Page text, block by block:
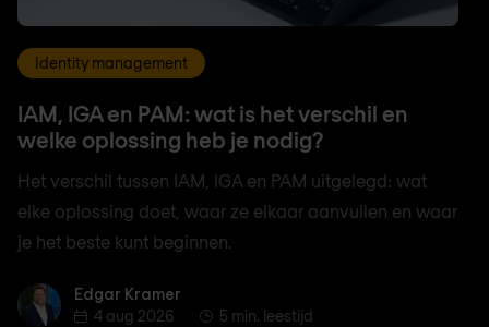
Identity management
IAM, IGA en PAM: wat is het verschil en
welke oplossing heb je nodig?
Het verschil tussen IAM, IGA en PAM uitgelegd: wat
elke oplossing doet, waar ze elkaar aanvullen en waar
je het beste kunt beginnen.
Edgar KramerEdgar Kramer
4 aug 2026
5 min. leestijd